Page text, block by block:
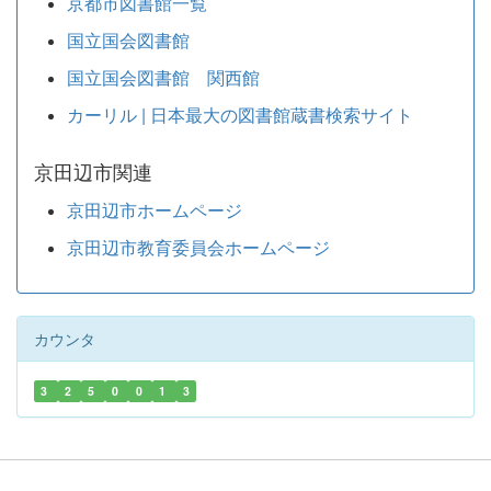
国立国会図書館
国立国会図書館 関西館
カーリル | 日本最大の図書館蔵書検索サイト
京田辺市関連
京田辺市ホームページ
京田辺市教育委員会ホームページ
カウンタ
3 2 5 0 0 1 3